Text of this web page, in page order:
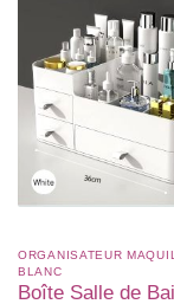
ORGANISATEUR
BLANC​
Boîte Salle de